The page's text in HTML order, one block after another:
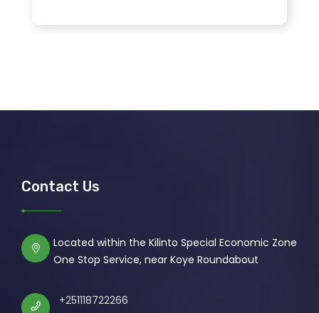
Contact Us
Located within the Kilinto Special Economic Zone
One Stop Service, near Koye Roundabout
+251118722266